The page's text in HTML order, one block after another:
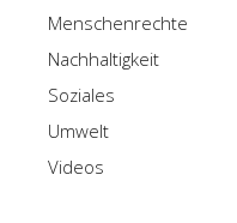
Menschenrechte
Nachhaltigkeit
Soziales
Umwelt
Videos